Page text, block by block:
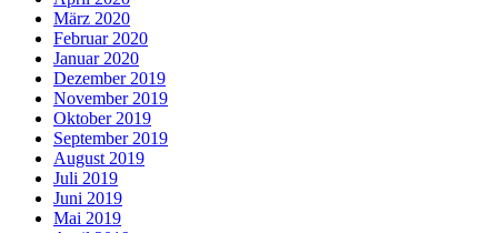
März 2020
Februar 2020
Januar 2020
Dezember 2019
November 2019
Oktober 2019
September 2019
August 2019
Juli 2019
Juni 2019
Mai 2019